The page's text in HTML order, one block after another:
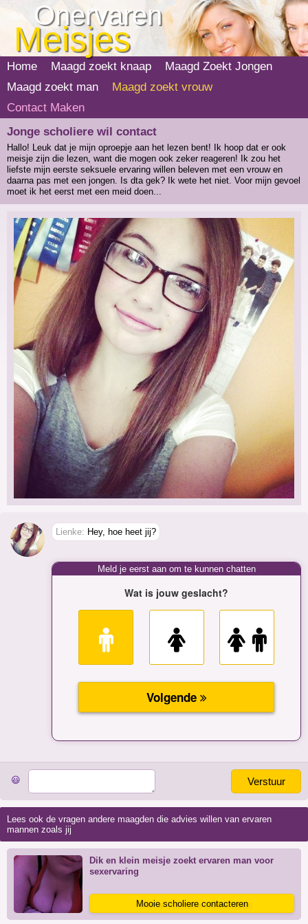
Onervaren
Meisjes
Home Maagd zoekt knaap
Maagd Zoekt Jongen
Maagd zoekt man
Maagd zoekt vrouw
Contact Maken
Jonge scholiere wil contact
Hallo! Leuk dat je mijn oproepje aan het lezen bent! Ik hoop dat er ook
meisje zijn die lezen, want die mogen ook zeker reageren! Ik zou het
liefste mijn eerste seksuele ervaring willen beleven met een vrouw en
daarna pas met een jongen. Is dta gek? Ik wete het niet. Voor mijn gevoel
moet ik het eerst met een meid doen...
Lienke: Hey, hoe heet jij?
Meld je eerst aan om te kunnen chatten
😃 Verstuur
Lees ook de vragen andere maagden die advies willen van ervaren
mannen zoals jij
Dik en klein meisje zoekt ervaren man voor
sexervaring
Mooie scholiere contacteren